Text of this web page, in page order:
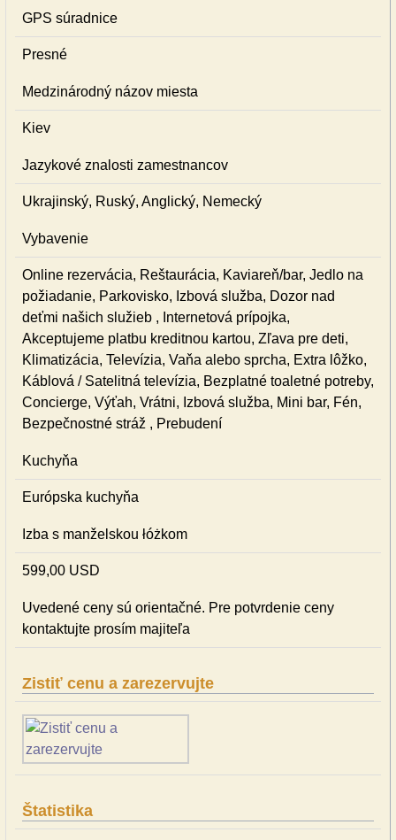
GPS súradnice
Presné
Medzinárodný názov miesta
Kiev
Jazykové znalosti zamestnancov
Ukrajinský, Ruský, Anglický, Nemecký
Vybavenie
Online rezervácia, Reštaurácia, Kaviareň/bar, Jedlo na
požiadanie, Parkovisko, Izbová služba, Dozor nad
deťmi našich služieb , Internetová prípojka,
Akceptujeme platbu kreditnou kartou, Zľava pre deti,
Klimatizácia, Televízia, Vaňa alebo sprcha, Extra lôžko,
Káblová / Satelitná televízia, Bezplatné toaletné potreby,
Concierge, Výťah, Vrátni, Izbová služba, Mini bar, Fén,
Bezpečnostné stráž , Prebudení
Kuchyňa
Európska kuchyňa
Izba s manželskou łóżkom
599,00 USD
Uvedené ceny sú orientačné. Pre potvrdenie ceny
kontaktujte prosím majiteľa
Zistiť cenu a zarezervujte
Štatistika